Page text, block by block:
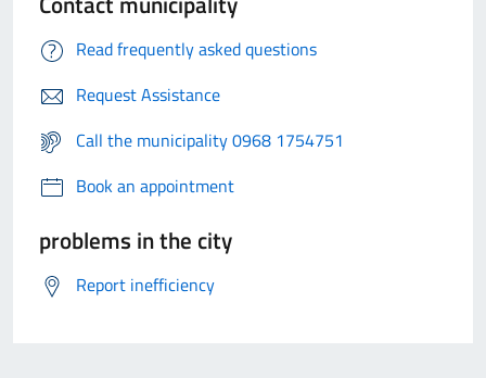
Read frequently asked questions
Request Assistance
Call the municipality 0968 1754751
Book an appointment
problems in the city
Report inefficiency